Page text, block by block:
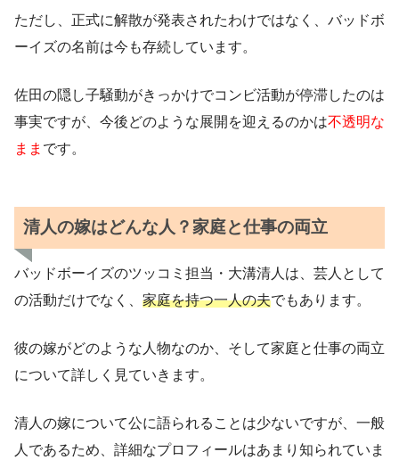
ただし、正式に解散が発表されたわけではなく、バッドボ
ーイズの名前は今も存続しています。
佐田の隠し子騒動がきっかけでコンビ活動が停滞したのは
事実ですが、今後どのような展開を迎えるのかは不透明な
まま です。
清人の嫁はどんな人？家庭と仕事の両立
バッドボーイズのツッコミ担当・大溝清人は、芸人として
の活動だけでなく、 家庭を持つ一人の夫でもあります。
彼の嫁がどのような人物なのか、そして家庭と仕事の両立
について詳しく見ていきます。
清人の嫁について公に語られることは少ないですが、一般
人であるため、詳細なプロフィールはあまり知られていま